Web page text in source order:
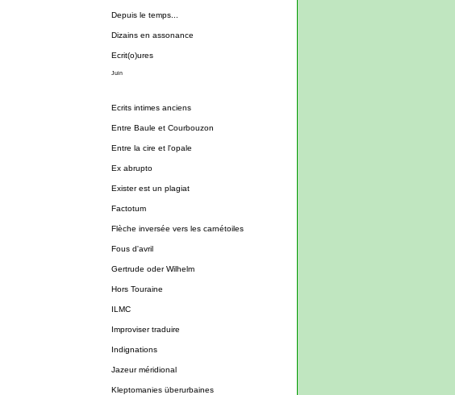
Depuis le temps...
Dizains en assonance
Ecrit(o)ures
Juin
Ecrits intimes anciens
Entre Baule et Courbouzon
Entre la cire et l'opale
Ex abrupto
Exister est un plagiat
Factotum
Flèche inversée vers les carnétoiles
Fous d'avril
Gertrude oder Wilhelm
Hors Touraine
ILMC
Improviser traduire
Indignations
Jazeur méridional
Kleptomanies überurbaines